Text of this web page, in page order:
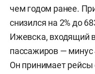
чем годом ранее.
снизился на 2% до
Ижевска, входящий
пассажиров —
Он принимает